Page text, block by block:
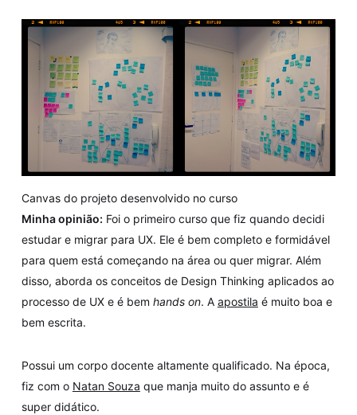
Canvas do projeto desenvolvido no curso
Minha opinião: Foi o primeiro curso que fiz quando decidi
estudar e migrar para UX. Ele é bem completo e formidável
para quem está começando na área ou quer migrar. Além
disso, aborda os conceitos de Design Thinking aplicados ao
processo de UX e é bem hands on. A apostila é muito boa e
bem escrita.
Possui um corpo docente altamente qualificado. Na época,
fiz com o Natan Souza que manja muito do assunto e é
super didático.